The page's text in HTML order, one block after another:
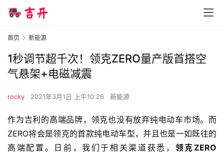
首页 新能源
1秒调节超千次！领克ZERO量产版首搭空
气悬架+电磁减震
rocky 2021年3月1日 上午10:26 新能源
作为吉利的高端品牌，领克也没有放弃纯电动车市场。而
ZERO将会是领克的首款纯电动车型，并且也是一如既往的
高端配置。日前，我们于相关渠道获悉， 领克ZERO